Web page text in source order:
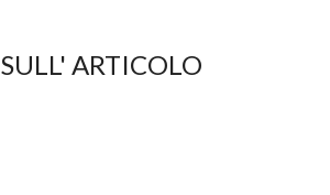
ARTICOLO